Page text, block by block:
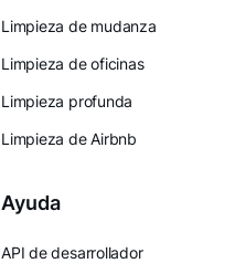
Limpieza de mudanza
Limpieza de oficinas
Limpieza profunda
Limpieza de Airbnb
Ayuda
API de desarrollador